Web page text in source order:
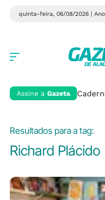
quinta-feira, 06/08/2026 | Ano
Assine a Gazeta
Resultados para a tag:
Richard Plácido